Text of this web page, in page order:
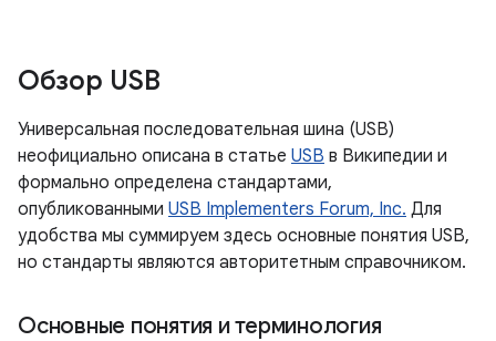
Обзор USB
Универсальная последовательная шина (USB)
неофициально описана в статье USB в Википедии и
формально определена стандартами,
опубликованными USB Implementers Forum, Inc. Для
удобства мы суммируем здесь основные понятия USB,
но стандарты являются авторитетным справочником.
Основные понятия и терминология